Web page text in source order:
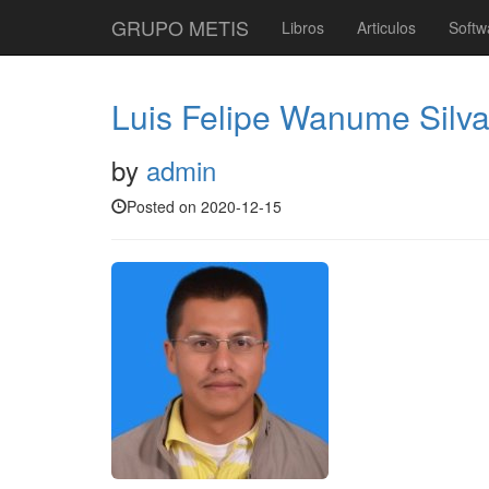
GRUPO METIS Libros Articulos
Luis Felipe Wanume Silva
by admin
Posted on 2020-12-15